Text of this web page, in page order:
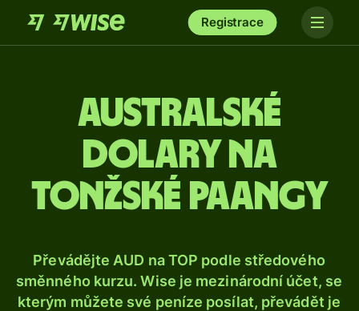
Registrace
Australské
dolary na
tonžské paangy
Převádějte AUD na TOP podle středového
směnného kurzu. Wise je mezinárodní účet, se
kterým můžete své peníze posílat, převádět je